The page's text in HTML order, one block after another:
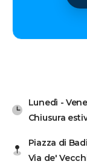
Lunedì -
Chiusura
Piazza di
Via de'